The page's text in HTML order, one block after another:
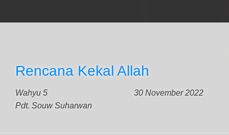
Rencana Kekal Allah
Wahyu 5
30 November 2022
Pdt. Souw Suharwan